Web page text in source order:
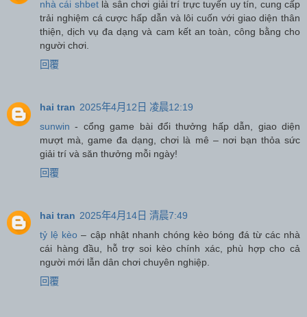
nhà cái shbetlà sân chơi giải trí trực tuyến uy tín, cung cấp
trải nghiệm cá cược hấp dẫn và lôi cuốn với giao diện thân
thiện, dịch vụ đa dạng và cam kết an toàn, công bằng cho
người chơi.
回覆
hai tran 2025年4月12日 凌晨12:19
sunwin - cổng game bài đổi thưởng hấp dẫn, giao diện
mượt mà, game đa dạng, chơi là mê – nơi bạn thỏa sức
giải trí và săn thưởng mỗi ngày!
回覆
hai tran 2025年4月14日 清晨7:49
tỷ lệ kèo – cập nhật nhanh chóng kèo bóng đá từ các nhà
cái hàng đầu, hỗ trợ soi kèo chính xác, phù hợp cho cả
người mới lẫn dân chơi chuyên nghiệp.
回覆